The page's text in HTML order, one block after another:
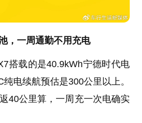
，一周通勤不用充电
搭载的是40.9kWh宁德时代电
电续航预估是300公里以上。
40公里算，一周充一次电确实